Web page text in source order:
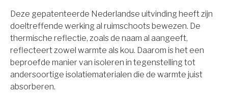
Deze gepatenteerde Nederlandse uitvinding heeft zijn
doeltreffende werking al ruimschoots bewezen. De
thermische reflectie, zoals de naam al aangeeft,
reflecteert zowel warmte als kou. Daarom is het een
beproefde manier van isoleren in tegenstelling tot
andersoortige isolatiematerialen die de warmte juist
absorberen.